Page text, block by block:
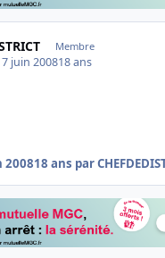
Membre
7 juin 200818 ans
200818 ans par